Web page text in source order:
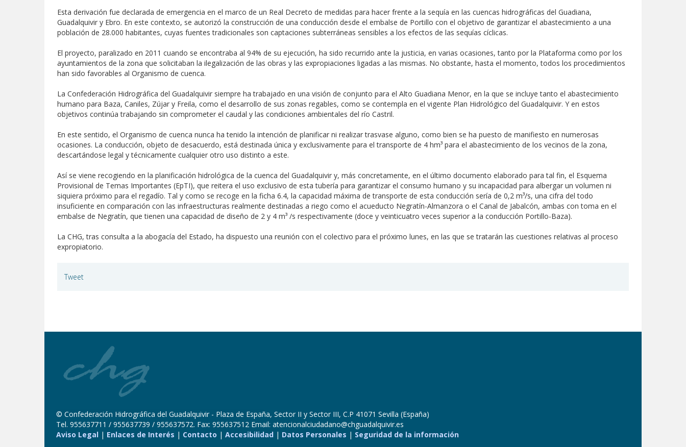
Esta derivación fue declarada de emergencia en el marco de un Real Decreto de medidas para hacer frente a la sequía en las cuencas hidrográficas del Guadiana,
Guadalquivir y Ebro. En este contexto, se autorizó la construcción de una conducción desde el embalse de Portillo con el objetivo de garantizar el abastecimiento a una
población de 28.000 habitantes, cuyas fuentes tradicionales son captaciones subterráneas sensibles a los efectos de las sequías cíclicas.
El proyecto, paralizado en 2011 cuando se encontraba al 94% de su ejecución, ha sido recurrido ante la justicia, en varias ocasiones, tanto por la Plataforma como por los
ayuntamientos de la zona que solicitaban la ilegalización de las obras y las expropiaciones ligadas a las mismas. No obstante, hasta el momento, todos los procedimientos
han sido favorables al Organismo de cuenca.
La Confederación Hidrográfica del Guadalquivir siempre ha trabajado en una visión de conjunto para el Alto Guadiana Menor, en la que se incluye tanto el abastecimiento
humano para Baza, Caniles, Zújar y Freila, como el desarrollo de sus zonas regables, como se contempla en el vigente Plan Hidrológico del Guadalquivir. Y en estos
objetivos continúa trabajando sin comprometer el caudal y las condiciones ambientales del río Castril.
En este sentido, el Organismo de cuenca nunca ha tenido la intención de planificar ni realizar trasvase alguno, como bien se ha puesto de manifiesto en numerosas
ocasiones. La conducción, objeto de desacuerdo, está destinada única y exclusivamente para el transporte de 4 hm³ para el abastecimiento de los vecinos de la zona,
descartándose legal y técnicamente cualquier otro uso distinto a este.
Así se viene recogiendo en la planificación hidrológica de la cuenca del Guadalquivir y, más concretamente, en el último documento elaborado para tal fin, el Esquema
Provisional de Temas Importantes (EpTI), que reitera el uso exclusivo de esta tubería para garantizar el consumo humano y su incapacidad para albergar un volumen ni
siquiera próximo para el regadío. Tal y como se recoge en la ficha 6.4, la capacidad máxima de transporte de esta conducción sería de 0,2 m³/s, una cifra del todo
insuficiente en comparación con las infraestructuras realmente destinadas a riego como el acueducto Negratín-Almanzora o el Canal de Jabalcón, ambas con toma en el
embalse de Negratín, que tienen una capacidad de diseño de 2 y 4 m³ /s respectivamente (doce y veinticuatro veces superior a la conducción Portillo-Baza).
La CHG, tras consulta a la abogacía del Estado, ha dispuesto una reunión con el colectivo para el próximo lunes, en las que se tratarán las cuestiones relativas al proceso
expropiatorio.
Tweet
© Confederación Hidrográfica del Guadalquivir - Plaza de España, Sector II y Sector III, C.P 41071 Sevilla (España)
Tel. 955637711 / 955637739 / 955637572. Fax: 955637512 Email: atencionalciudadano@chguadalquivir.es
Aviso Legal | Enlaces de Interés | Contacto |Accesibilidad | Datos Personales | Seguridad de la información